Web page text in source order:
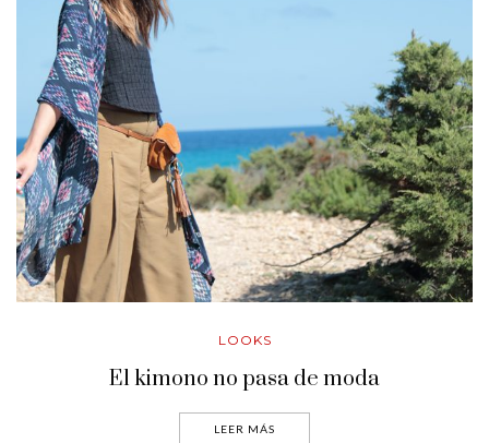
LOOKS
El kimono no pasa de moda
LEER MÁS